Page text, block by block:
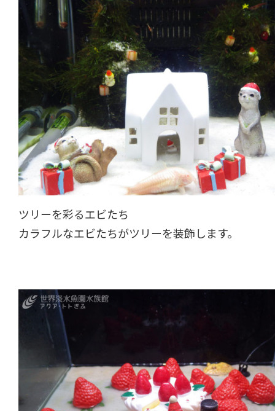
ツリーを彩るエビたち
カラフルなエビたちがツリーを装飾します。